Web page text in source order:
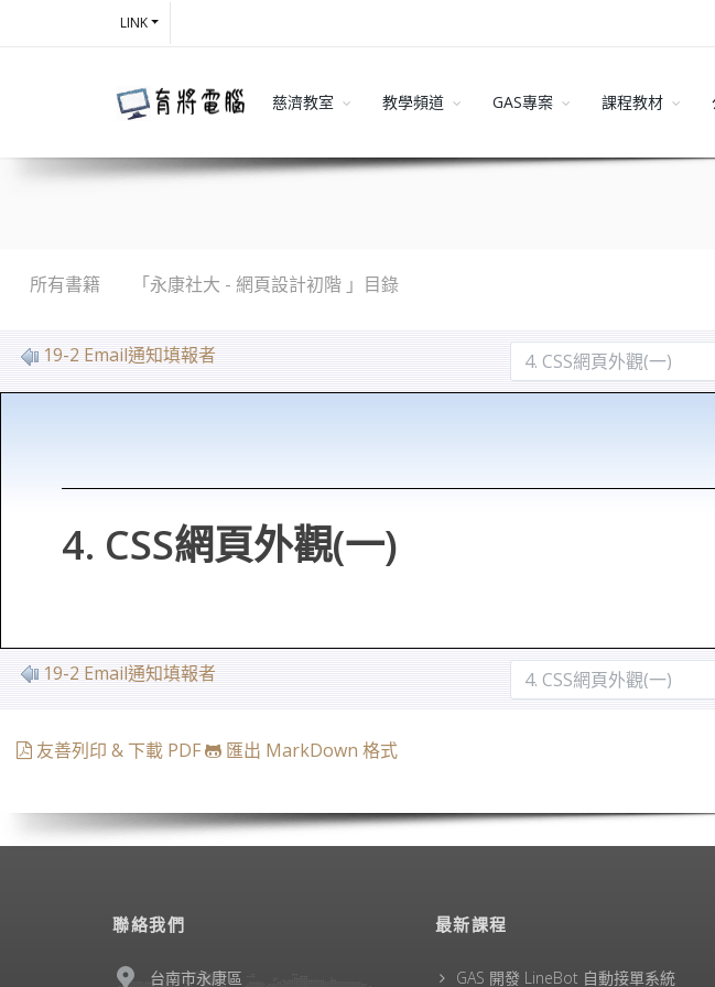
LINK
慈濟教室 教學頻道 GAS專案 課程教材
所有書籍 「永康社大 - 網頁設計初階 」目錄
19-2 Email通知填報者
4. CSS網頁外觀(一)
19-2 Email通知填報者
友善列印 & 下載 PDF 匯出 MarkDown 格式
聯絡我們
台南市永康區
最新課程
GAS 開發 LineBot 自動接單系統